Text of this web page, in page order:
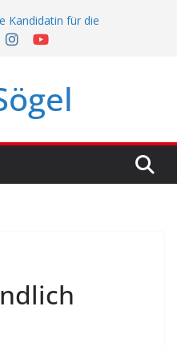
Kandidatin für die
für Jugendliche